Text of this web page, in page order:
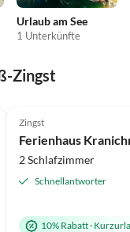
Urlaub am See
1 Unterkünfte
Zingst
Zingst
Ferienhaus
2 Schlafzimmer
Schnellantworter
10% Rabatt·